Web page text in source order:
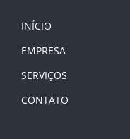
INÍCIO
EMPRESA
SERVIÇOS
CONTATO